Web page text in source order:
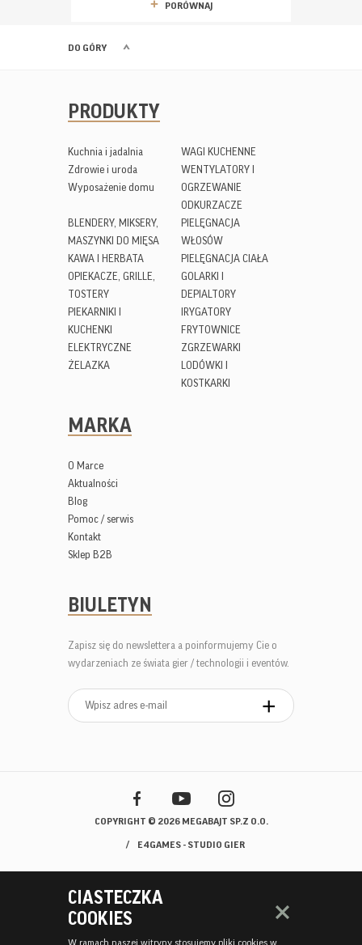
PORÓWNAJ
DO GÓRY
PRODUKTY
Kuchnia i jadalnia
Zdrowie i uroda
Wyposażenie domu
BLENDERY, MIKSERY,
MASZYNKI DO MIĘSA
KAWA I HERBATA
OPIEKACZE, GRILLE,
TOSTERY
PIEKARNIKI I
KUCHENKI
ELEKTRYCZNE
ŻELAZKA
WAGI KUCHENNE
WENTYLATORY I
OGRZEWANIE
ODKURZACZE
PIELĘGNACJA
WŁOSÓW
PIELĘGNACJA CIAŁA
GOLARKI I
DEPIALTORY
IRYGATORY
FRYTOWNICE
ZGRZEWARKI
LODÓWKI I
KOSTKARKI
MARKA
O Marce
Aktualności
Blog
Pomoc / serwis
Kontakt
Sklep B2B
BIULETYN
Zapisz się do newslettera a poinformujemy Cie o
wydarzeniach ze świata gier / technologii i eventów.
COPYRIGHT © 2026 MEGABAJT SP.Z O.O.
E4GAMES - STUDIO GIER
W ramach naszej witryny stosujemy pliki cookies w
CIASTECZKA
COOKIES